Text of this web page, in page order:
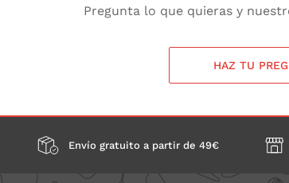
Pregunta lo que quieras y
HAZ TU
Envío gratuito a partir de 49€